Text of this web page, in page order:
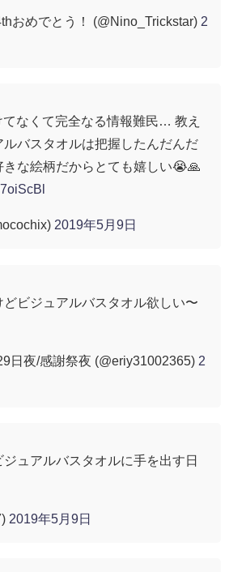
おめでとう！ (@Nino_Trickstar) 2
なくて完全なる情報難民… 教え
バスタオルは把握したんだんだ
きな絵柄だからとても嬉しい😭🙏
2019年5月9日
ビジュアルバスタオル欲しい〜
日夜/感謝祭夜 (@eriy31002365) 2
ュアルバスタオルに手を出す日
2019年5月9日